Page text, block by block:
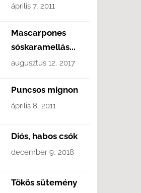
április 7, 2011
Mascarpones
sóskaramellás...
augusztus 12, 2017
Puncsos mignon
április 8, 2011
Diós, habos csók
december 9, 2018
Tökös sütemény